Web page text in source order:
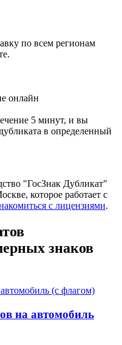
по всем регионам
онлайн
5 минут, и вы
в определенный
"ГосЗнак Дубликат"
которое работает с
с лицензиями.
знаков
на автомобиль